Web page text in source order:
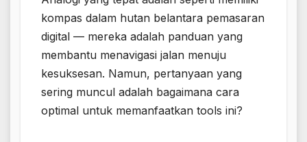
kompas dalam hutan belantara pemasaran
digital — mereka adalah panduan yang
membantu menavigasi jalan menuju
kesuksesan. Namun, pertanyaan yang
sering muncul adalah bagaimana cara
optimal untuk memanfaatkan tools ini?